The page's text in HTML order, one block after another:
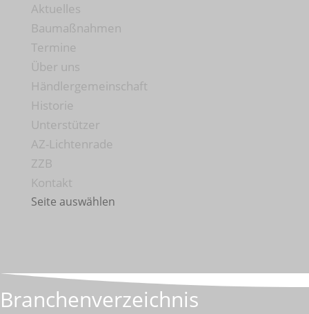
Aktuelles
Baumaßnahmen
Termine
Über uns
Händlergemeinschaft
Historie
Unterstützer
AZ-Lichtenrade
ZZB
Kontakt
Seite auswählen
Branchenverzeichnis